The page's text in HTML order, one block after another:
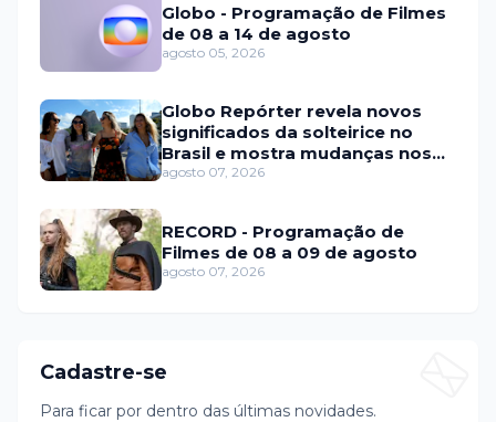
Globo - Programação de Filmes
de 08 a 14 de agosto
agosto 05, 2026
Globo Repórter revela novos
significados da solteirice no
Brasil e mostra mudanças nos
relacionamentos
agosto 07, 2026
RECORD - Programação de
Filmes de 08 a 09 de agosto
agosto 07, 2026
Cadastre-se
Para ficar por dentro das últimas novidades.